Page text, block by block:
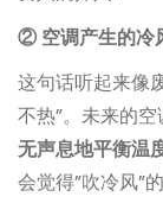
② 空调产生的冷
这句话听起来像
不热”。未来的
无声息地平衡温
会觉得”吹冷风”